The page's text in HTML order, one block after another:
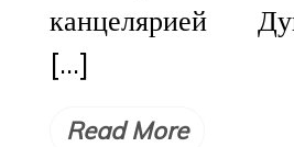
канцелярией
[…]
Read More